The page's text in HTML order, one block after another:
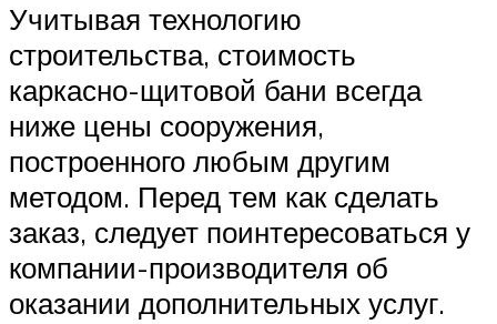
Учитывая технологию
строительства, стоимость
каркасно-щитовой бани всегда
ниже цены сооружения,
построенного любым другим
методом. Перед тем как сделать
заказ, следует поинтересоваться у
компании-производителя об
оказании дополнительных услуг.